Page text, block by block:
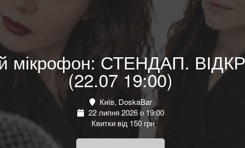
мікрофон: СТЕНДАП.
(22.07 19:00)
Київ, DoskaBar
22 липня 2026 о 19:00
Квитки від 150 грн